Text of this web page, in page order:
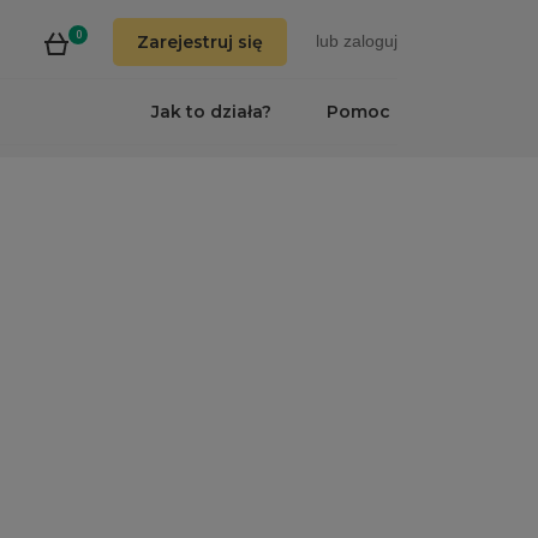
0 Zarejestruj się lub zaloguj
Pomoc
Jak to działa?